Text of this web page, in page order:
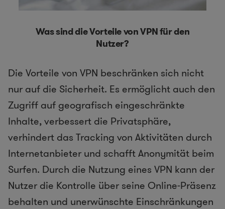
Was sind die Vorteile von VPN für den
Nutzer?
Die Vorteile von VPN beschränken sich nicht
nur auf die Sicherheit. Es ermöglicht auch den
Zugriff auf geografisch eingeschränkte
Inhalte, verbessert die Privatsphäre,
verhindert das Tracking von Aktivitäten durch
Internetanbieter und schafft Anonymität beim
Surfen. Durch die Nutzung eines VPN kann der
Nutzer die Kontrolle über seine Online-Präsenz
behalten und unerwünschte Einschränkungen